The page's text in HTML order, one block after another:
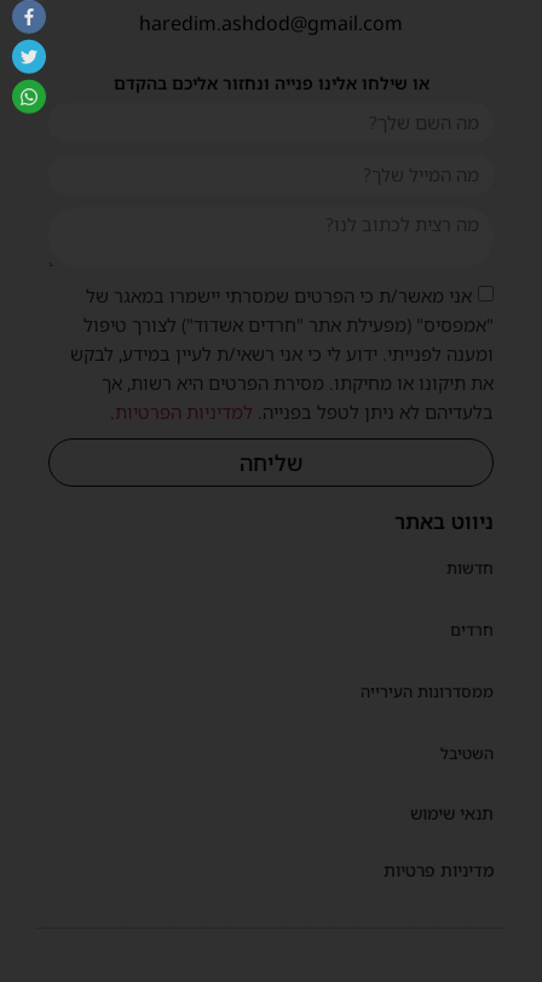
ניווט באתר
חדשות
חרדים
ממסדרונות העירייה
השטיבל
תנאי שימוש
מדיניות פרטיות
haredim.ashdod@gmail.com
או שילחו אלינו פנייה ונחזור אליכם בהקדם
אני מאשר/ת כי הפרטים שמסרתי יישמרו במאגר של
"אמפסיס" (מפעילת אתר "חרדים אשדוד") לצורך טיפול
ומענה לפנייתי. ידוע לי כי אני רשאי/ת לעיין במידע, לבקש
את תיקונו או מחיקתו. מסירת הפרטים היא רשות, אך
בלעדיהם לא ניתן לטפל בפנייה. למדיניות הפרטיות.
שליחה